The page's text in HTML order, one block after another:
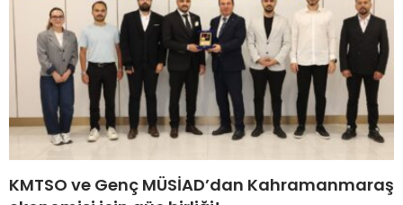
KMTSO ve Genç MÜSİAD’dan Kahramanmaraş